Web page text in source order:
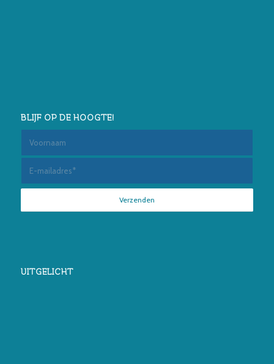
BLIJF OP DE HOOGTE!
UITGELICHT